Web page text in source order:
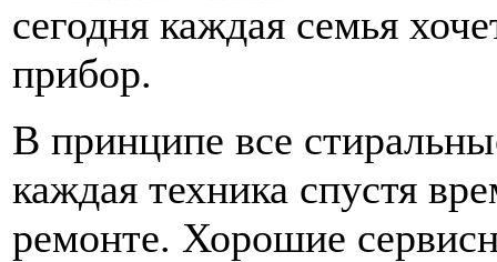
сегодня каждая семья
прибор.
В принципе все
каждая техника спустя
ремонте. Хорошие